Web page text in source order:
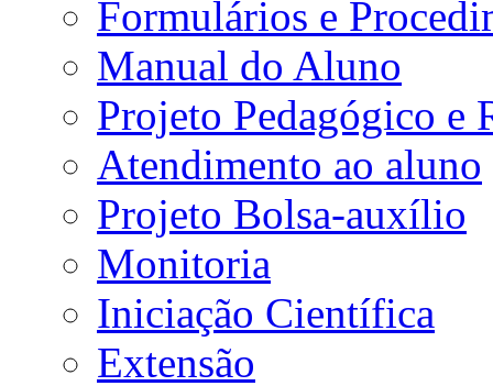
Formulários e
Manual do Aluno
Projeto Pedagógico e
Atendimento ao aluno
Projeto Bolsa-auxílio
Monitoria
Iniciação Científica
Extensão